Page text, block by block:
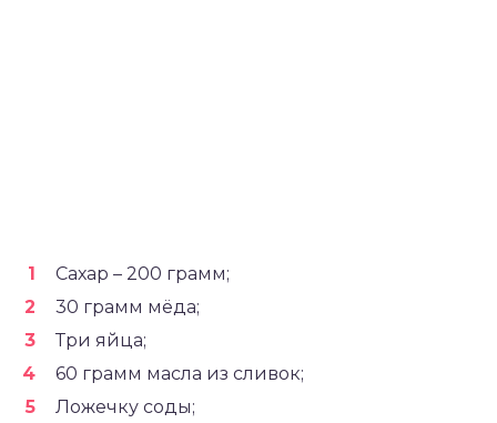
Сахар – 200 грамм;
30 грамм мёда;
Три яйца;
60 грамм масла из сливок;
Ложечку соды;